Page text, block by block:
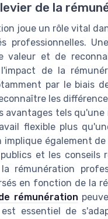
de la
joue un rôle vital
professionnelles.
valeur et de
l'impact de la
par le biais
les
avantages tels
flexible plus
implique également
publics et les
rémunération
en fonction de la
rémunération
essentiel de